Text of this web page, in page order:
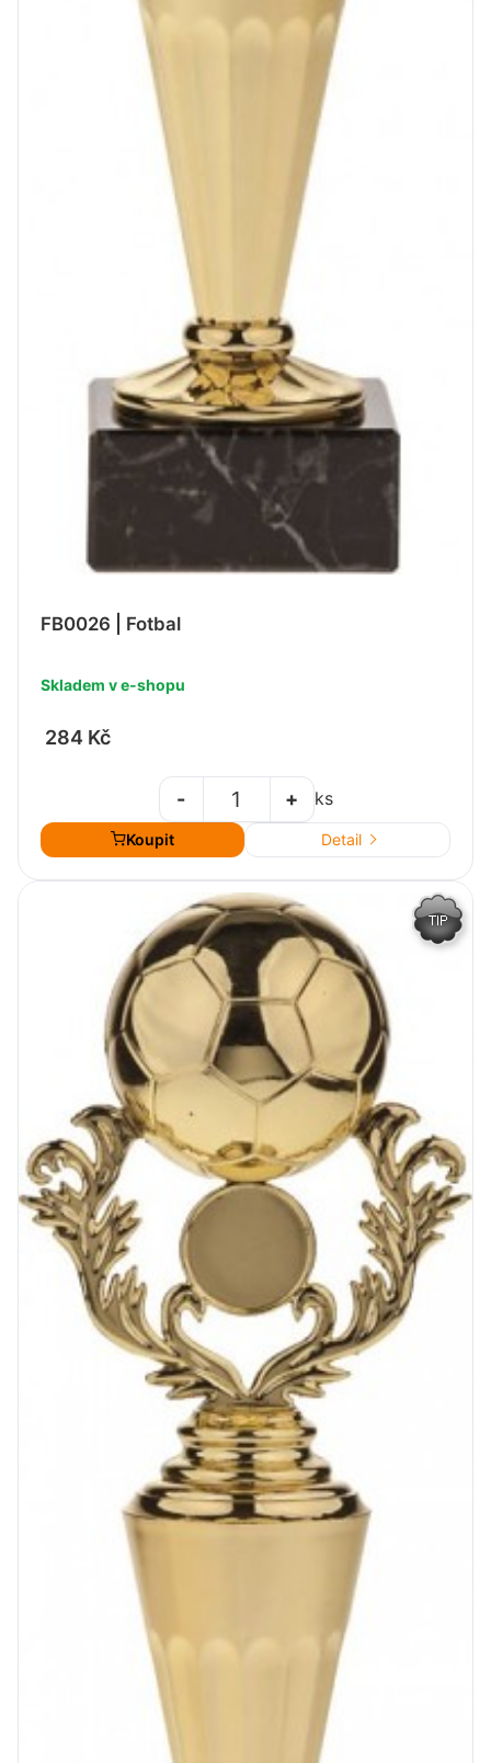
FB0026 | Fotbal
Skladem v e-shopu
284 Kč
+
- ks
Koupit Detail